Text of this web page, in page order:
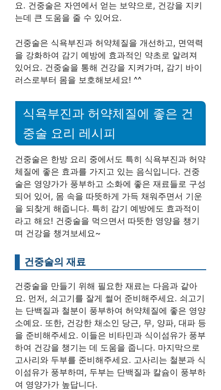
요. 건중술은 자연에서 얻는 보약으로, 건강을 지키
는데 큰 도움을 줄 수 있어요.
건중술은 식욕부진과 허약체질을 개선하고, 면역력
을 강화하여 감기 예방에 효과적인 약초로 알려져
있어요. 건중술을 통해 건강을 지켜가며, 감기 바이
러스로부터 몸을 보호해보세요! ^^
식욕부진과 허약체질에 좋은 건
중술 요리 레시피
건중술은 한방 요리 중에서도 특히 식욕부진과 허약
체질에 좋은 효과를 가지고 있는 음식입니다. 건중
술은 영양가가 풍부하고 소화에 좋은 재료들로 구성
되어 있어, 몸 속을 따뜻하게 가득 채워주면서 기운
을 되찾게 해줍니다. 특히 감기 예방에도 효과적이
라고 해요! 건중술을 먹으면서 따뜻한 영양을 챙기
며 건강을 챙겨보세요~
건중술의 재료
건중술을 만들기 위해 필요한 재료는 다음과 같아
요. 먼저, 쇠고기를 잘게 썰어 준비해주세요. 쇠고기
는 단백질과 철분이 풍부하여 허약체질에 좋은 영양
소예요. 또한, 건강한 채소인 당근, 무, 양파, 대파 등
을 준비해주세요. 이들은 비타민과 식이섬유가 풍부
하여 건강을 챙기는 데 도움을 줍니다. 마지막으로
고사리와 두부를 준비해주세요. 고사리는 철분과 식
이섬유가 풍부하며, 두부는 단백질과 칼슘이 풍부하
여 영양가가 높답니다.